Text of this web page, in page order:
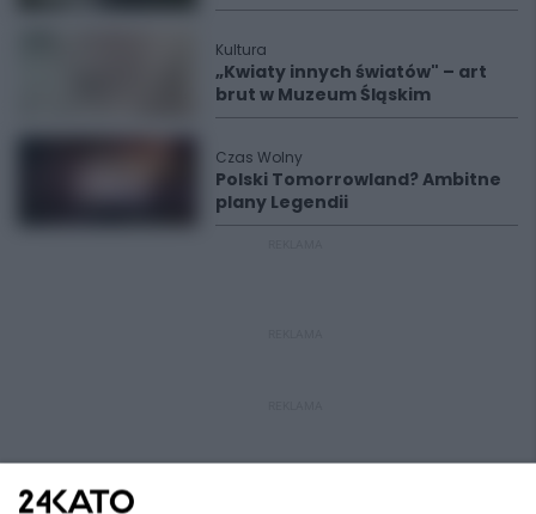
Kultura
„Kwiaty innych światów" – art
brut w Muzeum Śląskim
Czas Wolny
Polski Tomorrowland? Ambitne
plany Legendii